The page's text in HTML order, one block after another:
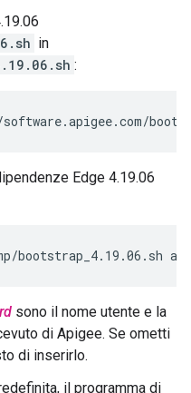
in
:
Edge 4.19.06
bootstrap_4.19.06.sh
sono il nome utente e la
di Apigee. Se ometti
di inserirlo.
il programma di